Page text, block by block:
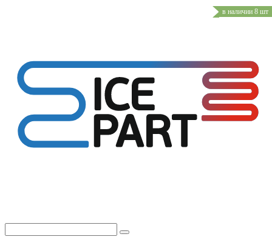
в наличии 8 шт